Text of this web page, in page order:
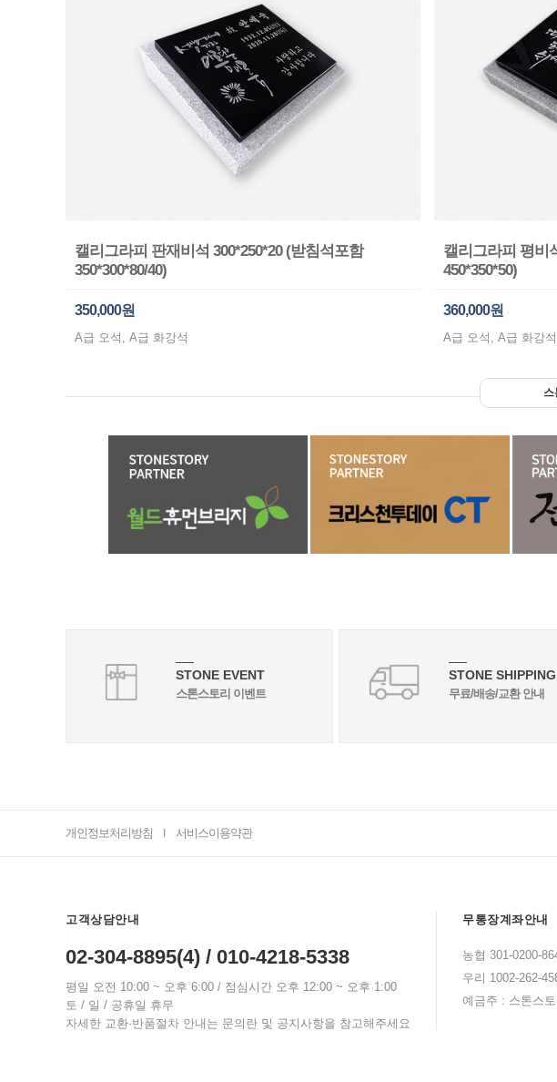
캘리그라피 판재비석 300*250*20 (받침석포함
350*300*80/40)
350,000원
A급 오석, A급 화강석
캘리그라피 평비
450*350*50)
360,000원
A급 오석, A급 화강석
스
STONE EVENT
스톤스토리 이벤트
STONE SHIPPING
무료/배송/교환 안내
개인정보처리방침 서비스이용약관
고객상담안내
02-304-8895(4) / 010-4218-5338
평일 오전 10:00 ~ 오후 6:00 / 점심시간 오후 12:00 ~ 오후 1:00
토 / 일 / 공휴일 휴무
자세한 교환·반품절차 안내는 문의란 및 공지사항을 참고해주세요
무통장계좌안내
농협 301-0200-
우리 1002-262-
예금주 : 스톤스